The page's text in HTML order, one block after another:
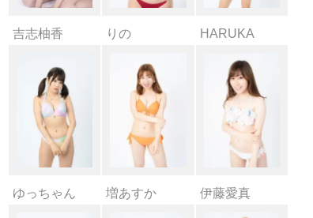
吉志柚香 りの HARUKA
ゆっちゃん 増あすか 伊藤愛真